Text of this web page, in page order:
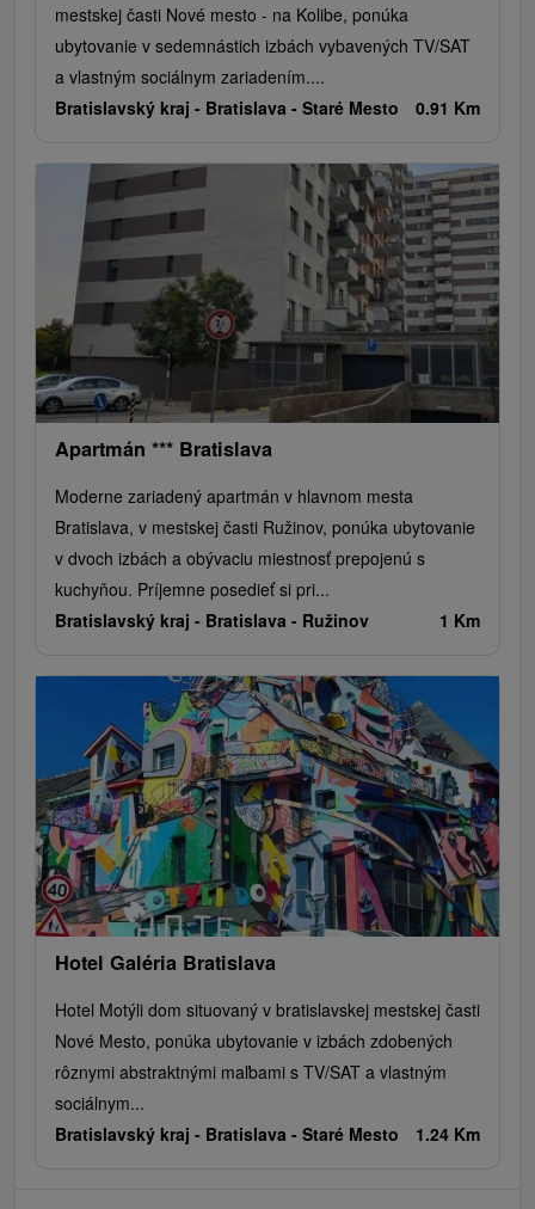
mestskej časti Nové mesto - na Kolibe, ponúka
ubytovanie v sedemnástich izbách vybavených TV/SAT
a vlastným sociálnym zariadením....
Bratislavský kraj - Bratislava - Staré Mesto 0.91 Km
Apartmán *** Bratislava
Moderne zariadený apartmán v hlavnom mesta
Bratislava, v mestskej časti Ružinov, ponúka ubytovanie
v dvoch izbách a obývaciu miestnosť prepojenú s
kuchyňou. Príjemne posedieť si pri...
Bratislavský kraj - Bratislava - Ružinov 1 Km
Hotel Galéria Bratislava
Hotel Motýli dom situovaný v bratislavskej mestskej časti
Nové Mesto, ponúka ubytovanie v izbách zdobených
rôznymi abstraktnými maľbami s TV/SAT a vlastným
sociálnym...
Bratislavský kraj - Bratislava - Staré Mesto 1.24 Km